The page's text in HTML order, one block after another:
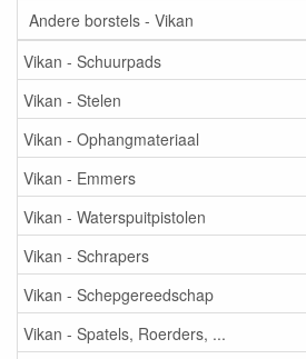
Andere borstels - Vikan
Vikan - Schuurpads
Vikan - Stelen
Vikan - Ophangmateriaal
Vikan - Emmers
Vikan - Waterspuitpistolen
Vikan - Schrapers
Vikan - Schepgereedschap
Vikan - Spatels, Roerders, ...